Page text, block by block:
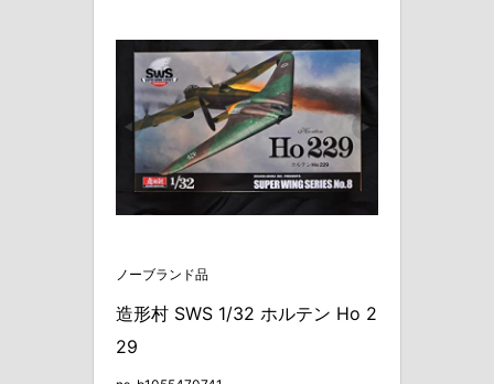
ノーブランド品
造形村 SWS 1/32 ホルテン Ho 2
29